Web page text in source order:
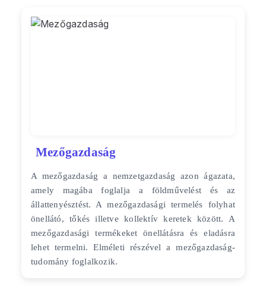
Mezőgazdaság
A mezőgazdaság a nemzetgazdaság azon ágazata,
amely magába foglalja a földművelést és az
állattenyésztést. A mezőgazdasági termelés folyhat
önellátó, tőkés illetve kollektív keretek között. A
mezőgazdasági termékeket önellátásra és eladásra
lehet termelni. Elméleti részével a mezőgazdaság-
tudomány foglalkozik.